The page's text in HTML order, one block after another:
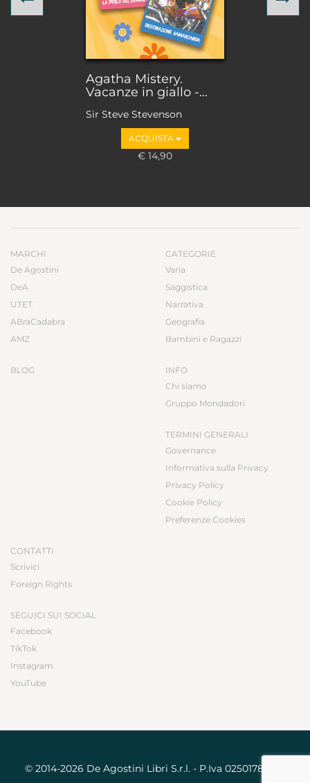
Agatha Mistery.
Vacanze in giallo -...
Sir Steve Stevenson
ACQUISTA
€ 14,90
MARCHI
De Agostini
DeA
UTET
ABraCadabra
AMZ
BLOG
CATEGORIE
Varia
Saggistica
Narrativa
Geografia
Bambini e Ragazzi
INFO
Chi siamo
Gruppo Mondadori
TERMINI GENERALI
Governance
Informativa sulla Privacy
Privacy Policy
Cookie Policy
Preferenze Cookies
CONTATTI
Scrivici
Foreign Rights
SEGUICI SUI SOCIAL
Facebook
TikTok
Instagram
YouTube
© 2014-2026 De Agostini Libri S.r.l. - P.Iva 02501780031